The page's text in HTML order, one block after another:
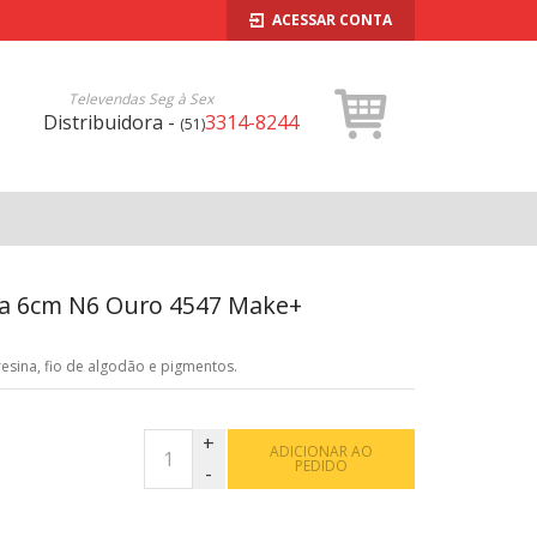
ACESSAR CONTA
Televendas Seg à Sex
Distribuidora - (51)3314-8244
6cm N6 Ouro 4547 Make+
fio de algodão e pigmentos.
ADICIONAR AO
PEDIDO